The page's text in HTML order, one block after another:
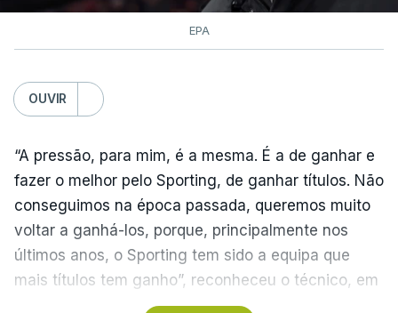
EPA
OUVIR
“A pressão, para mim, é a mesma. É a de ganhar e
fazer o melhor pelo Sporting, de ganhar títulos. Não
conseguimos na época passada, queremos muito
voltar a ganhá-los, porque, principalmente nos
últimos anos, o Sporting tem sido a equipa que
mais títulos tem ganho”, reconheceu o técnico, em